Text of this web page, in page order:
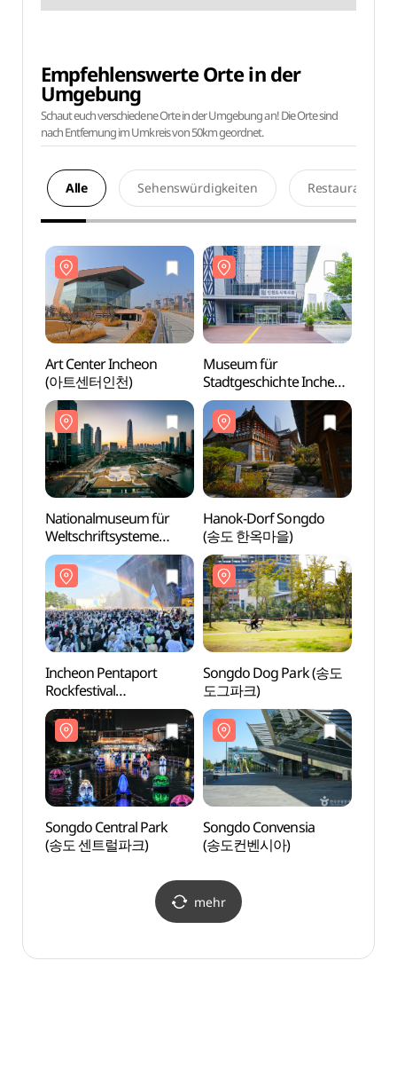
Empfehlenswerte Orte in der
Umgebung
Schaut euch verschiedene Orte in der Umgebung an! Die Orte sind
nach Entfernung im Umkreis von 50km geordnet.
Alle Sehenswürdigkeiten Restaurants
Art Center Incheon
(아트센터인천)
Museum für
Stadtgeschichte Incheon
(인천도시역사관)
Nationalmuseum für
Weltschriftsysteme
(국립세계문자박물관)
Hanok-Dorf Songdo
(송도 한옥마을)
Incheon Pentaport
Rockfestival
(인천펜타포트 락
페스티벌)
Songdo Dog Park (송도
도그파크)
Songdo Central Park
(송도 센트럴파크)
Songdo Convensia
(송도컨벤시아)
mehr